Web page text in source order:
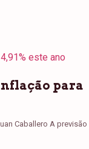
para
Caballero A previsão